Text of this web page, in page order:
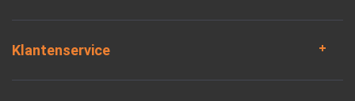
Klantenservice